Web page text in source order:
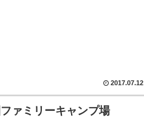
2017.07.12
ァミリーキャンプ場